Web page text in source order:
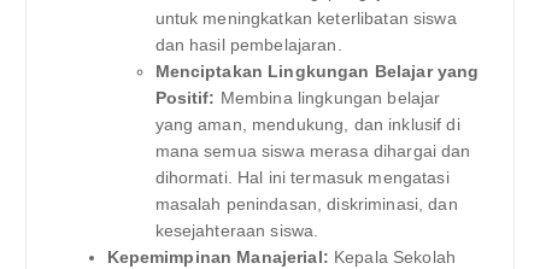
untuk meningkatkan keterlibatan siswa
dan hasil pembelajaran.
Menciptakan Lingkungan Belajar yang
Positif: Membina lingkungan belajar
yang aman, mendukung, dan inklusif di
mana semua siswa merasa dihargai dan
dihormati. Hal ini termasuk mengatasi
masalah penindasan, diskriminasi, dan
kesejahteraan siswa.
Kepemimpinan Manajerial: Kepala Sekolah